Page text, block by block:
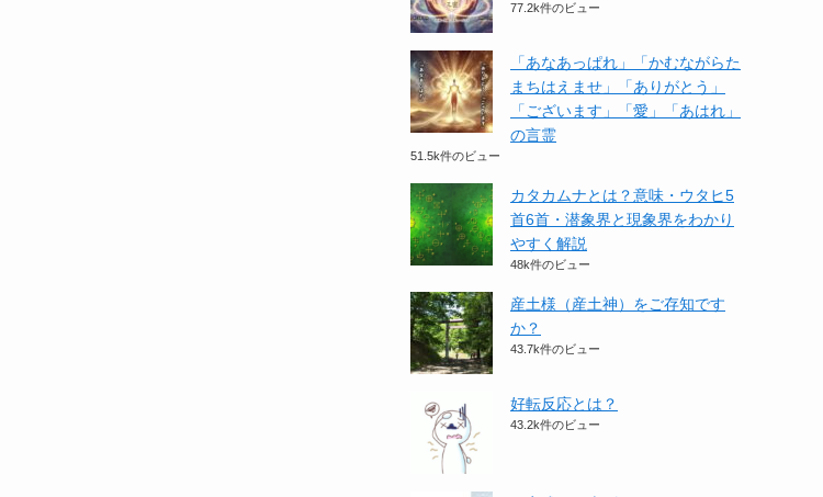
77.2k件のビュー
「あなあっぱれ」「かむながらた
まちはえませ」「ありがとう」
「ございます」「愛」「あはれ」
の言霊
51.5k件のビュー
カタカムナとは？意味・ウタヒ5
首6首・潜象界と現象界をわかり
やすく解説
48k件のビュー
産土様（産土神）をご存知です
か？
43.7k件のビュー
好転反応とは？
43.2k件のビュー